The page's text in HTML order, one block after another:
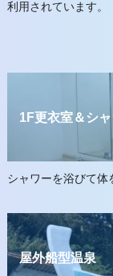
利用されています。
1F更衣室＆シ
シャワーを浴びて体
屋外船型温泉